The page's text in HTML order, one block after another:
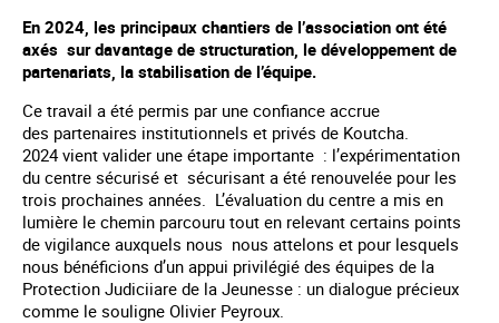
En 2024, les principaux chantiers de l’association ont été
axés sur davantage de structuration, le développement de
partenariats, la stabilisation de l’équipe.
Ce travail a été permis par une confiance accrue
des partenaires institutionnels et privés de Koutcha.
2024 vient valider une étape importante : l’expérimentation
du centre sécurisé et sécurisant a été renouvelée pour les
trois prochaines années. L’évaluation du centre a mis en
lumière le chemin parcouru tout en relevant certains points
de vigilance auxquels nous nous attelons et pour lesquels
nous bénéficions d’un appui privilégié des équipes de la
Protection Judiciiare de la Jeunesse : un dialogue précieux
comme le souligne Olivier Peyroux.